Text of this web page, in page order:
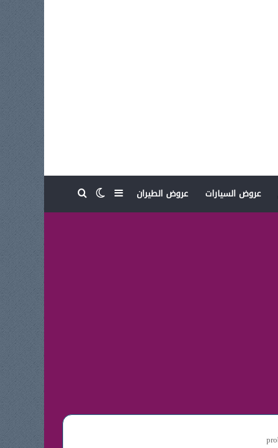
عروض السيارات عروض الطيران إضافة عمود جانبي
الوضع المظلم
بحث عن